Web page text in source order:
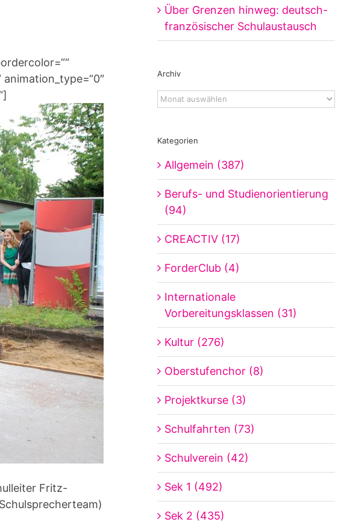
animation_type=“0″
Fritz-
Über Grenzen hinweg: deutsch-
französischer Schulaustausch
Archiv
Archiv
Kategorien
Allgemein (387)
Berufs- und Studienorientierung
(94)
CREACTIV (17)
ForderClub (4)
Internationale
Vorbereitungsklassen (31)
Kultur (276)
Oberstufenchor (8)
Projektkurse (3)
Schulfahrten (73)
Schulverein (42)
Sek 1 (492)
Sek 2 (435)